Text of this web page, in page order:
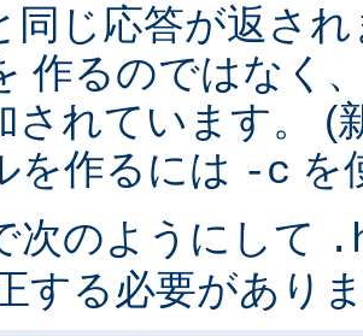
同じ応答が返さ
作るのではなく
されています。 (
を作るには -c を
次のようにして
する必要があり